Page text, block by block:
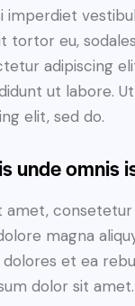
imperdiet
tortor eu,
adipiscing
ut labore.
elit, sed do.
unde omnis
amet,
magna
et ea
dolor sit amet.